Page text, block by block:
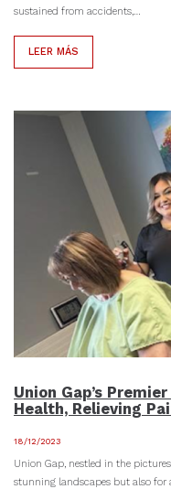
sustained from accidents,…
LEER MÁS
Union Gap’s
Health, Relieving
18/12/2023
Union Gap, nestled in the
stunning landscapes but also